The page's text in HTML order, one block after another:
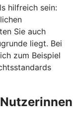
hilfreich sein:
Sie auch
liegt. Bei
zum Beispiel